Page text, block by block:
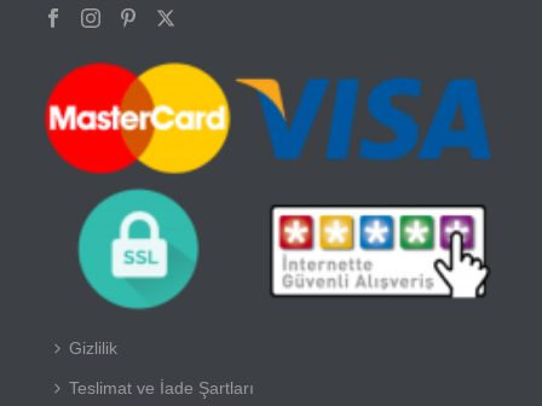
Gizlilik
Teslimat ve İade Şartları